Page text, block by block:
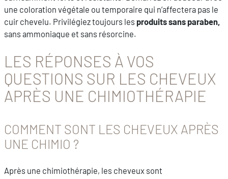
une coloration végétale ou temporaire qui n’affectera pas le
cuir chevelu. Privilégiez toujours les produits sans paraben,
sans ammoniaque et sans résorcine.
LES RÉPONSES À VOS
QUESTIONS SUR LES CHEVEUX
APRÈS UNE CHIMIOTHÉRAPIE
COMMENT SONT LES CHEVEUX APRÈS
UNE CHIMIO ?
Après une chimiothérapie, les cheveux sont